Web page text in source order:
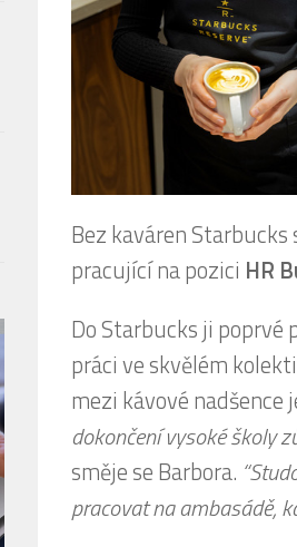
Bez kaváren
pracující na pozici HR
Do Starbucks ji poprvé
práci ve skvělém
mezi kávové nadšence
dokončení vysoké školy
směje se Barbora.
pracovat na ambasádě,